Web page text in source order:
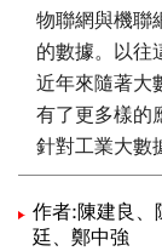
像深度學習演
物聯網與機聯
的數據。以往
近年來隨著大
有了更多樣的
針對工業大數
行介紹。
作者:陳建良、
廷、鄭中強